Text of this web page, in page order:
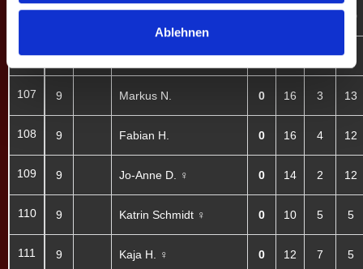
Ablehnen
105
106
107
108
109
110
111
10
9 Felina G. ♀ 0 14 7
9 Markus N. 0 16 3 13
9 Fabian H. 0 16 4 12
9 Jo-Anne D. ♀ 0 14 2 12
9 Katrin Schmidt ♀ 0 10 5 5
9 Kaja H. ♀ 0 12 7 5